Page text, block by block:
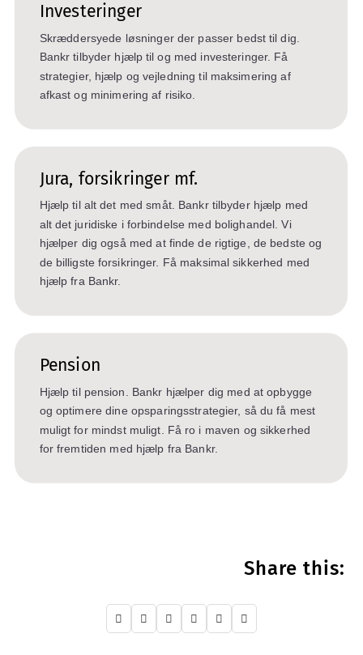
Investeringer
Skræddersyede løsninger der passer bedst til dig.
Bankr tilbyder hjælp til og med investeringer. Få
strategier, hjælp og vejledning til maksimering af
afkast og minimering af risiko.
Jura, forsikringer mf.
Hjælp til alt det med småt. Bankr tilbyder hjælp med
alt det juridiske i forbindelse med bolighandel. Vi
hjælper dig også med at finde de rigtige, de bedste og
de billigste forsikringer. Få maksimal sikkerhed med
hjælp fra Bankr.
Pension
Hjælp til pension. Bankr hjælper dig med at opbygge
og optimere dine opsparingsstrategier, så du få mest
muligt for mindst muligt. Få ro i maven og sikkerhed
for fremtiden med hjælp fra Bankr.
Share this:
     